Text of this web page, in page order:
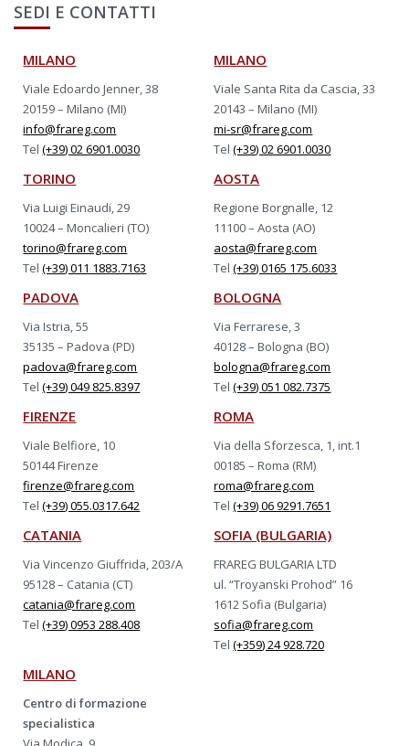
SEDI E CONTATTI
MILANO
Viale Edoardo Jenner, 38
20159 – Milano (MI)
info@frareg.com
Tel(+39) 02 6901.0030
MILANO
Viale Santa Rita da Cascia, 33
20143 – Milano (MI)
mi-sr@frareg.com
Tel(+39) 02 6901.0030
TORINO
Via Luigi Einaudi, 29
10024 – Moncalieri (TO)
torino@frareg.com
Tel(+39) 011 1883.7163
AOSTA
Regione Borgnalle, 12
11100 – Aosta (AO)
aosta@frareg.com
Tel(+39) 0165 175.6033
PADOVA
Via Istria, 55
35135 – Padova (PD)
padova@frareg.com
Tel(+39) 049 825.8397
BOLOGNA
Via Ferrarese, 3
40128 – Bologna (BO)
bologna@frareg.com
Tel(+39) 051 082.7375
FIRENZE
Viale Belfiore, 10
50144 Firenze
firenze@frareg.com
Tel(+39) 055.0317.642
ROMA
Via della Sforzesca, 1, int.1
00185 – Roma (RM)
roma@frareg.com
Tel(+39) 06 9291.7651
CATANIA
Via Vincenzo Giuffrida, 203/A
95128 – Catania (CT)
catania@frareg.com
Tel(+39) 0953 288.408
SOFIA (BULGARIA)
FRAREG BULGARIA LTD
ul. “Troyanski Prohod” 16
1612 Sofia (Bulgaria)
sofia@frareg.com
Tel(+359) 24 928.720
MILANO
Centro di formazione
specialistica